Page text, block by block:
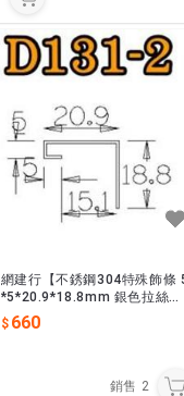
網建行【不銹鋼304特殊飾條
*5*20.9*18.8mm 銀色拉絲】
長2440mm 收邊條 封邊條 現
貨供應
660
銷售 2